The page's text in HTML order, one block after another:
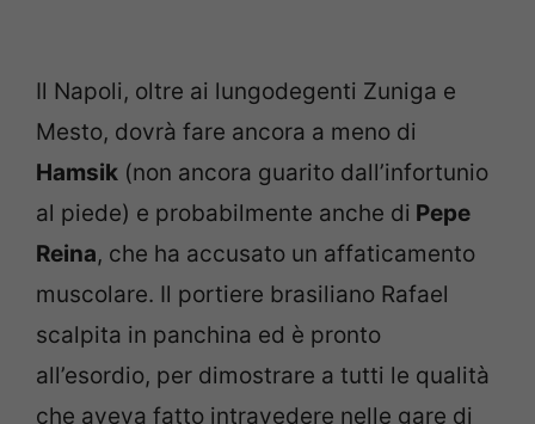
Il Napoli, oltre ai lungodegenti Zuniga e
Mesto, dovrà fare ancora a meno di
Hamsik (non ancora guarito dall’infortunio
al piede) e probabilmente anche di Pepe
Reina, che ha accusato un affaticamento
muscolare. Il portiere brasiliano Rafael
scalpita in panchina ed è pronto
all’esordio, per dimostrare a tutti le qualità
che aveva fatto intravedere nelle gare di